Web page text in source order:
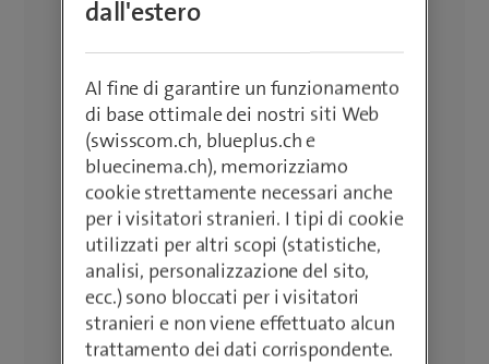
dall'estero
Al fine di garantire un funzionamento
di base ottimale dei nostri siti Web
(swisscom.ch, blueplus.ch e
bluecinema.ch), memorizziamo
cookie strettamente necessari anche
per i visitatori stranieri. I tipi di cookie
utilizzati per altri scopi (statistiche,
analisi, personalizzazione del sito,
ecc.) sono bloccati per i visitatori
stranieri e non viene effettuato alcun
trattamento dei dati corrispondente.